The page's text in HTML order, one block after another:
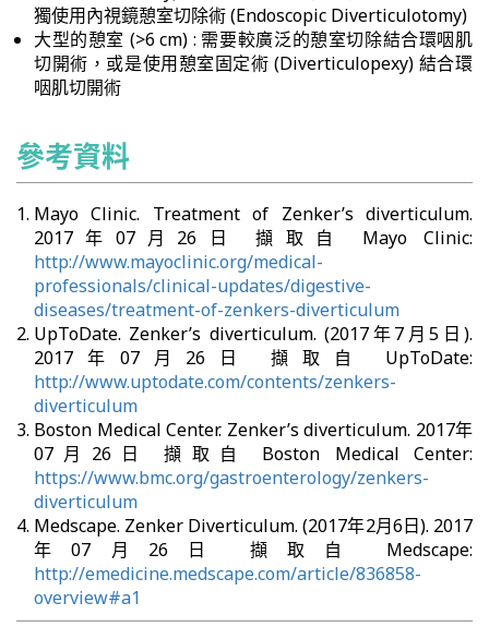
獨使用內視鏡憩室切除術 (Endoscopic Diverticulotomy)
大型的憩室 (>6 cm) : 需要較廣泛的憩室切除結合環咽肌
切開術，或是使用憩室固定術 (Diverticulopexy) 結合環
咽肌切開術
參考資料
Mayo Clinic. Treatment of Zenker’s diverticulum.
2017年07月26日 擷取自 Mayo Clinic:
http://www.mayoclinic.org/medical-
professionals/clinical-updates/digestive-
diseases/treatment-of-zenkers-diverticulum
UpToDate. Zenker’s diverticulum. (2017年7月5日).
2017年07月26日 擷取自 UpToDate:
http://www.uptodate.com/contents/zenkers-
diverticulum
Boston Medical Center. Zenker’s diverticulum. 2017年
07月26日 擷取自 Boston Medical Center:
https://www.bmc.org/gastroenterology/zenkers-
diverticulum
Medscape. Zenker Diverticulum. (2017年2月6日). 2017
年07月26日 擷取自 Medscape:
http://emedicine.medscape.com/article/836858-
overview#a1